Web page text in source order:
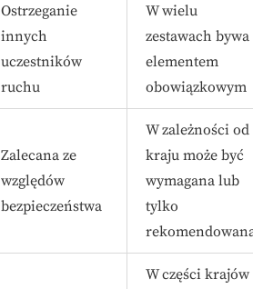
Ostrzeganie
innych
uczestników
ruchu
W wielu
zestawach bywa
elementem
obowiązkowym
Zalecana ze
względów
bezpieczeństwa
W zależności od
kraju może być
wymagana lub
tylko
W części krajów